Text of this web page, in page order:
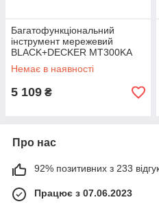
Багатофункціональний
інструмент мережевий
BLACK+DECKER MT300KA
споживана потужність 300 Вт
вага 1.53 кг гарантія 2 роки
Немає в наявності
5 109 ₴
Про нас
92% позитивних з 233
Працює з 07.06.2023